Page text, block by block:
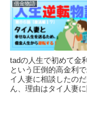
借金物語
tadの人生で初めて金
という圧倒的高金利
イ人妻に相談したの
ん、理由はタイ人妻